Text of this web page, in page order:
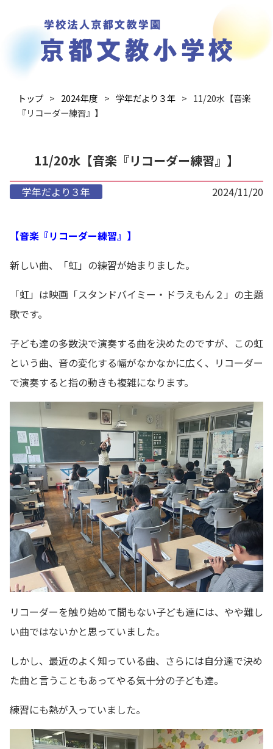
トップ 2024年度 学年だより３年
11/20水【音楽
『リコーダー練習』】
11/20水【音楽『リコーダー練習』】
学年だより３年 2024/11/20
【音楽『リコーダー練習』】
新しい曲、「虹」の練習が始まりました。
「虹」は映画「スタンドバイミー・ドラえもん２」の主題
歌です。
子ども達の多数決で演奏する曲を決めたのですが、この虹
という曲、音の変化する幅がなかなかに広く、リコーダー
で演奏すると指の動きも複雑になります。
リコーダーを触り始めて間もない子ども達には、やや難し
い曲ではないかと思っていました。
しかし、最近のよく知っている曲、さらには自分達で決め
た曲と言うこともあってやる気十分の子ども達。
練習にも熱が入っていました。